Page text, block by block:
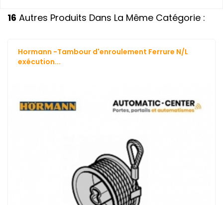
16 Autres Produits Dans La Même Catégorie :
Hormann -Tambour d'enroulement Ferrure N/L
exécution...